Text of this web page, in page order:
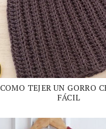
COMO TEJER UN GORRO
FÁCIL